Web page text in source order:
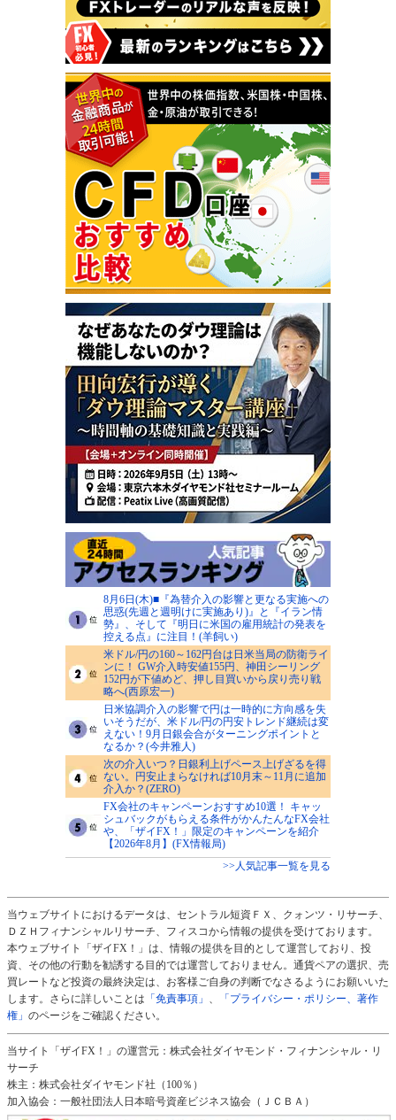
8月6日(木)■『為替介入の影響と更なる実施への
思惑(先週と週明けに実施あり)』と『イラン情
勢』、そして『明日に米国の雇用統計の発表を
控える点』に注目！(羊飼い)
米ドル/円の160～162円台は日米当局の防衛ライ
ンに！ GW介入時安値155円、神田シーリング
152円が下値めど、押し目買いから戻り売り戦
略へ(西原宏一)
日米協調介入の影響で円は一時的に方向感を失
いそうだが、米ドル/円の円安トレンド継続は変
えない！9月日銀会合がターニングポイントと
なるか？(今井雅人)
次の介入いつ？日銀利上げペース上げざるを得
ない。円安止まらなければ10月末～11月に追加
介入か？(ZERO)
FX会社のキャンペーンおすすめ10選！ キャッ
シュバックがもらえる条件がかんたんなFX会社
や、「ザイFX！」限定のキャンペーンを紹介
【2026年8月】(FX情報局)
>>人気記事一覧を見る
当ウェブサイトにおけるデータは、セントラル短資ＦＸ、クォンツ・リサーチ、
ＤＺＨフィナンシャルリサーチ、フィスコから情報の提供を受けております。
本ウェブサイト「ザイFX！」は、情報の提供を目的として運営しており、投
資、その他の行動を勧誘する目的では運営しておりません。通貨ペアの選択、売
買レートなど投資の最終決定は、お客様ご自身の判断でなさるようにお願いいた
します。さらに詳しいことは 「免責事項」 、
「プライバシー・ポリシー、著作
権」 のページをご確認ください。
当サイト「ザイFX！」の運営元：株式会社ダイヤモンド・フィナンシャル・リ
サーチ
株主：株式会社ダイヤモンド社（100％）
加入協会：一般社団法人日本暗号資産ビジネス協会（ＪＣＢＡ）